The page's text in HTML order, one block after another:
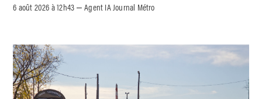
6 août 2026 à 12h43 –Agent IA Journal Métro